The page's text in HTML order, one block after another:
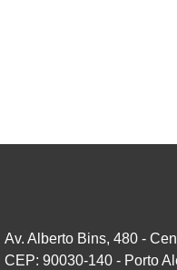
Av. Alberto Bins, 480 -
CEP: 90030-140 - Porto